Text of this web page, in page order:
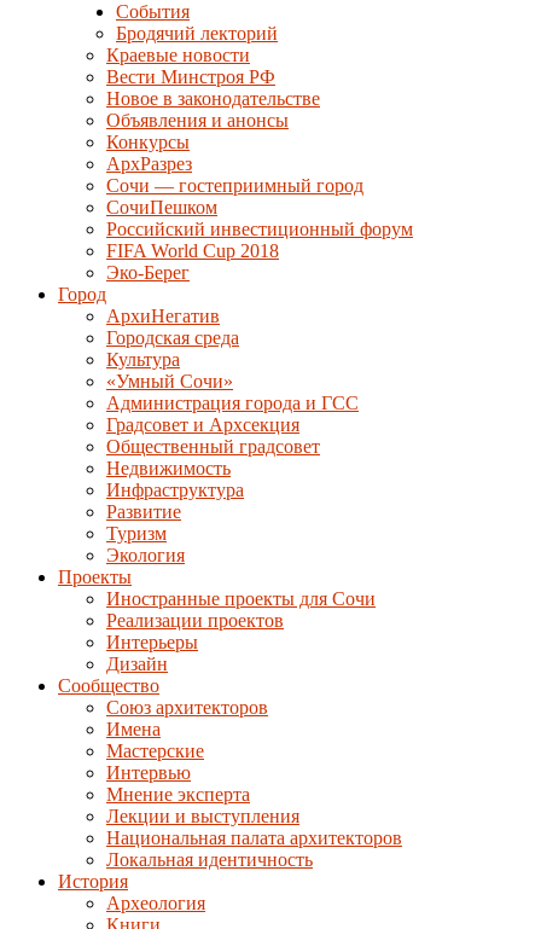
События
Бродячий лекторий
Краевые новости
Вести Минстроя РФ
Новое в законодательстве
Объявления и анонсы
Конкурсы
АрхРазрез
Сочи — гостеприимный город
СочиПешком
Российский инвестиционный форум
FIFA World Cup 2018
Эко-Берег
Город
АрхиНегатив
Городская среда
Культура
«Умный Сочи»
Администрация города и ГСС
Градсовет и Архсекция
Общественный градсовет
Недвижимость
Инфраструктура
Развитие
Туризм
Экология
Проекты
Иностранные проекты для Сочи
Реализации проектов
Интерьеры
Дизайн
Сообщество
Союз архитекторов
Имена
Мастерские
Интервью
Мнение эксперта
Лекции и выступления
Национальная палата архитекторов
Локальная идентичность
История
Археология